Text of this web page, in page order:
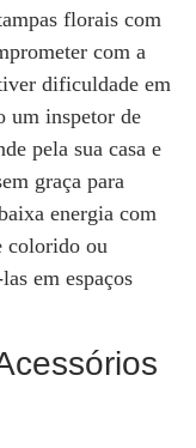
florais com
com a
dificuldade em
um inspetor de
pela sua casa e
graça para
energia com
colorido ou
em espaços